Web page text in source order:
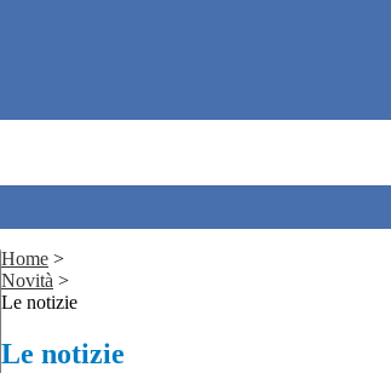
Home >
Novità >
Le notizie
Le notizie